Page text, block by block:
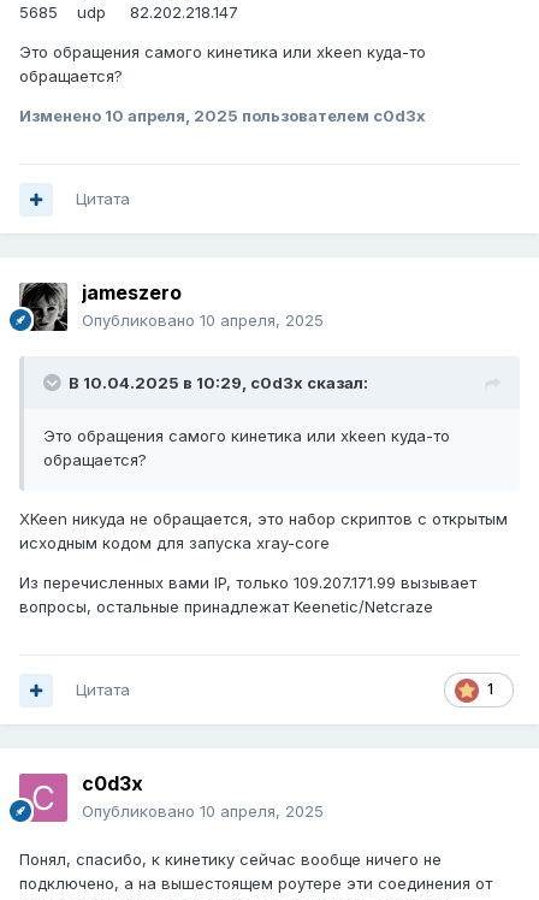
5685 udp 82.202.218.147
Это обращения самого кинетика или xkeen куда-то
обращается?
Изменено 10 апреля, 2025 пользователем c0d3x
Цитата
jameszero
Опубликовано 10 апреля, 2025
В 10.04.2025 в 10:29, c0d3x сказал:
Это обращения самого кинетика или xkeen куда-то
обращается?
XKeen никуда не обращается, это набор скриптов с открытым
исходным кодом для запуска xray-core
Из перечисленных вами IP, только 109.207.171.99 вызывает
вопросы, остальные принадлежат Keenetic/Netcraze
1
Цитата
c0d3x
Опубликовано 10 апреля, 2025
Понял, спасибо, к кинетику сейчас вообще ничего не
подключено, а на вышестоящем роутере эти соединения от